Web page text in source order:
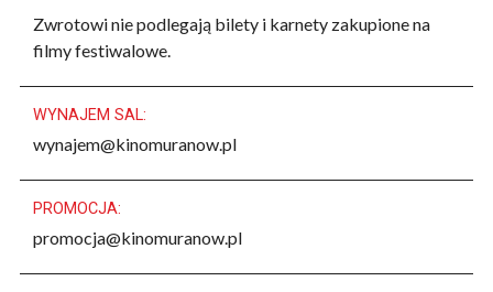
Zwrotowi nie podlegają bilety i karnety zakupione na
filmy festiwalowe.
WYNAJEM SAL:
wynajem@kinomuranow.pl
PROMOCJA:
promocja@kinomuranow.pl